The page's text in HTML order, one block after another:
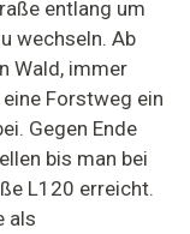
entlang um
wechseln. Ab
Wald, immer
Forstweg ein
Gegen Ende
bis man bei
L120 erreicht.
als